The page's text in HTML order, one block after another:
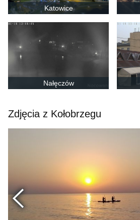
Katowice
Nałęczów
Zdjęcia z Kołobrzegu
Poprzednie